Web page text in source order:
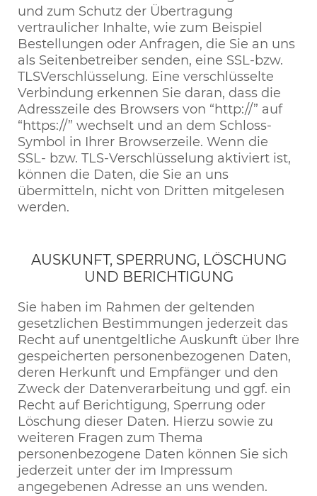
und zum Schutz der Übertragung
vertraulicher Inhalte, wie zum Beispiel
Bestellungen oder Anfragen, die Sie an uns
als Seitenbetreiber senden, eine SSL-bzw.
TLSVerschlüsselung. Eine verschlüsselte
Verbindung erkennen Sie daran, dass die
Adresszeile des Browsers von “http://” auf
“https://” wechselt und an dem Schloss-
Symbol in Ihrer Browserzeile. Wenn die
SSL- bzw. TLS-Verschlüsselung aktiviert ist,
können die Daten, die Sie an uns
übermitteln, nicht von Dritten mitgelesen
werden.
AUSKUNFT, SPERRUNG, LÖSCHUNG
UND BERICHTIGUNG
Sie haben im Rahmen der geltenden
gesetzlichen Bestimmungen jederzeit das
Recht auf unentgeltliche Auskunft über Ihre
gespeicherten personenbezogenen Daten,
deren Herkunft und Empfänger und den
Zweck der Datenverarbeitung und ggf. ein
Recht auf Berichtigung, Sperrung oder
Löschung dieser Daten. Hierzu sowie zu
weiteren Fragen zum Thema
personenbezogene Daten können Sie sich
jederzeit unter der im Impressum
angegebenen Adresse an uns wenden.